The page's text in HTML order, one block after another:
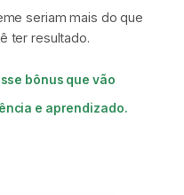
seriam mais do que
ter resultado.
bônus que vão
e aprendizado.